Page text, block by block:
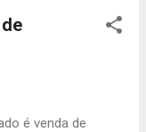
é venda de